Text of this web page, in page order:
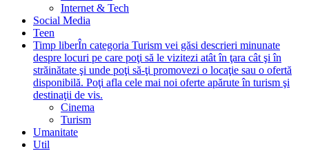
Internet & Tech
Social Media
Teen
Timp liberÎn categoria Turism vei găsi descrieri minunate
despre locuri pe care poţi să le vizitezi atât în ţara cât şi în
străinătate şi unde poţi să-ţi promovezi o locaţie sau o ofertă
disponibilă. Poţi afla cele mai noi oferte apărute în turism şi
destinaţii de vis.
Cinema
Turism
Umanitate
Util